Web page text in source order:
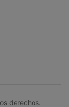
derechos.